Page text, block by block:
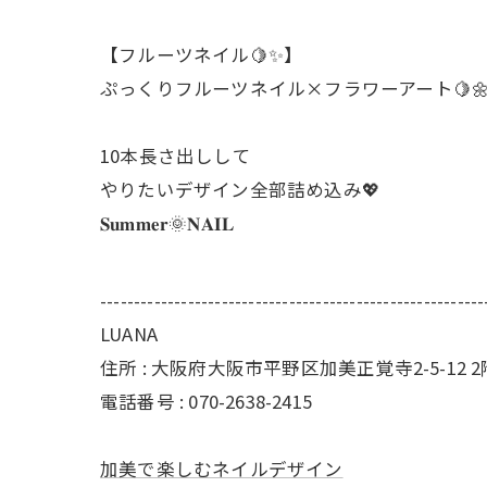
【フルーツネイル🍋✨】
ぷっくりフルーツネイル×フラワーアート🍋🌼
10本長さ出しして
やりたいデザイン全部詰め込み💖
𝐒𝐮𝐦𝐦𝐞𝐫🌞𝐍𝐀𝐈𝐋
LUANA
住所 : 大阪府大阪市平野区加美正覚寺2-5-12 2
電話番号 : 070-2638-2415
加美で楽しむネイルデザイン